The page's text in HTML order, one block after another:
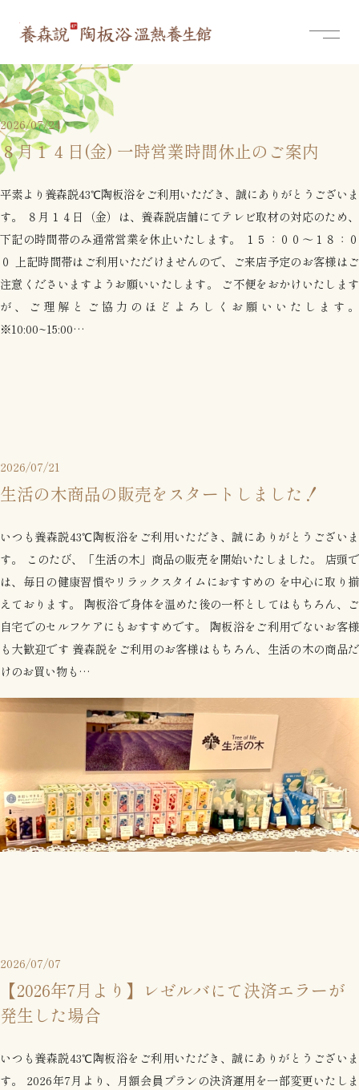
2026/07/24
８月１４日(金) 一時営業時間休止のご案内
平素より養森説43℃陶板浴をご利用いただき、誠にありがとうございま
す。 ８月１４日（金）は、養森説店舗にてテレビ取材の対応のため、
下記の時間帯のみ通常営業を休止いたします。 １５：００～１８：０
０ 上記時間帯はご利用いただけませんので、ご来店予定のお客様はご
注意くださいますようお願いいたします。 ご不便をおかけいたします
が、ご理解とご協力のほどよろしくお願いいたします。
※10:00~15:00…
2026/07/21
生活の木商品の販売をスタートしました！
いつも養森説43℃陶板浴をご利用いただき、誠にありがとうございま
す。 このたび、「生活の木」商品の販売を開始いたしました。 店頭で
は、毎日の健康習慣やリラックスタイムにおすすめの を中心に取り揃
えております。 陶板浴で身体を温めた後の一杯としてはもちろん、ご
自宅でのセルフケアにもおすすめです。 陶板浴をご利用でないお客様
も大歓迎です 養森説をご利用のお客様はもちろん、生活の木の商品だ
けのお買い物も…
2026/07/07
【2026年7月より】レゼルバにて決済エラーが
発生した場合
いつも養森説43℃陶板浴をご利用いただき、誠にありがとうございま
す。 2026年7月より、月額会員プランの決済運用を一部変更いたしま